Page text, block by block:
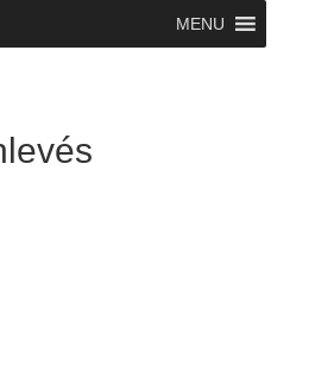
MENU